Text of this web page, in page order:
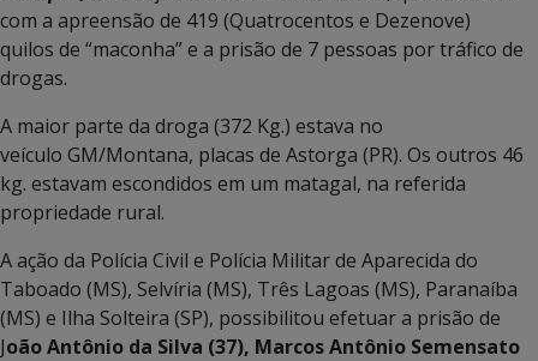
com a apreensão de 419 (Quatrocentos e Dezenove)
quilos de “maconha” e a prisão de 7 pessoas por tráfico de
drogas.
A maior parte da droga (372 Kg.) estava no
veículo GM/Montana, placas de Astorga (PR). Os outros 46
kg. estavam escondidos em um matagal, na referida
propriedade rural.
A ação da Polícia Civil e Polícia Militar de Aparecida do
Taboado (MS), Selvíria (MS), Três Lagoas (MS), Paranaíba
(MS) e Ilha Solteira (SP), possibilitou efetuar a prisão de
João Antônio da Silva (37), Marcos Antônio Semensato